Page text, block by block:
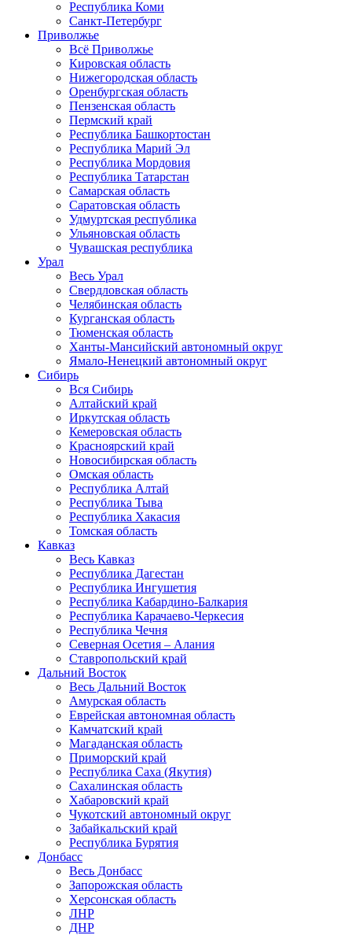
Республика Коми
Санкт-Петербург
Приволжье
Всё Приволжье
Кировская область
Нижегородская область
Оренбургская область
Пензенская область
Пермский край
Республика Башкортостан
Республика Марий Эл
Республика Мордовия
Республика Татарстан
Самарская область
Саратовская область
Удмуртская республика
Ульяновская область
Чувашская республика
Урал
Весь Урал
Свердловская область
Челябинская область
Курганская область
Тюменская область
Ханты-Мансийский автономный округ
Ямало-Ненецкий автономный округ
Сибирь
Вся Сибирь
Алтайский край
Иркутская область
Кемеровская область
Красноярский край
Новосибирская область
Омская область
Республика Алтай
Республика Тыва
Республика Хакасия
Томская область
Кавказ
Весь Кавказ
Республика Дагестан
Республика Ингушетия
Республика Кабардино-Балкария
Республика Карачаево-Черкесия
Республика Чечня
Северная Осетия – Алания
Ставропольский край
Дальний Восток
Весь Дальний Восток
Амурская область
Еврейская автономная область
Камчатский край
Магаданская область
Приморский край
Республика Саха (Якутия)
Сахалинская область
Хабаровский край
Чукотский автономный округ
Забайкальский край
Республика Бурятия
Донбасс
Весь Донбасс
Запорожская область
Херсонская область
ЛНР
ДНР